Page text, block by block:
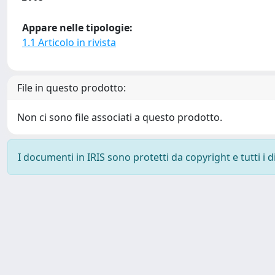
Appare nelle tipologie:
1.1 Articolo in rivista
File in questo prodotto:
Non ci sono file associati a questo prodotto.
I documenti in IRIS sono protetti da copyright e tutti i